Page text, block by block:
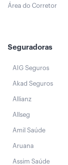
Área do Corretor
Seguradoras
AIG Seguros
Akad Seguros
Allianz
Allseg
Amil Saúde
Aruana
Assim Saúde